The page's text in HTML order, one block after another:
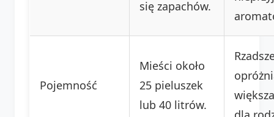
się zapachów.
Pojemność
Mieści około
25 pieluszek
lub 40 litrów.